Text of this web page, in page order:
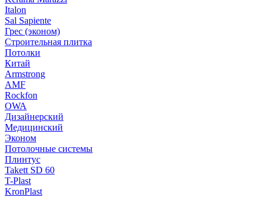
Italon
Sal Sapiente
Грес (эконом)
Строительная плитка
Потолки
Китай
Armstrong
AMF
Rockfon
OWA
Дизайнерский
Медицинский
Эконом
Потолочные системы
Плинтус
Takett SD 60
T-Plast
KronPlast